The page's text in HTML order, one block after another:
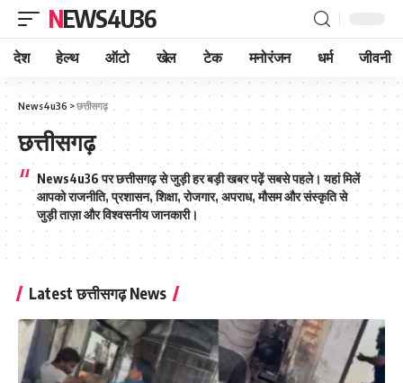
NEWS4U36
देश हेल्थ ऑटो खेल टेक मनोरंजन धर्म जीवनी
News4u36 >छत्तीसगढ़
छत्तीसगढ़
News4u36 पर छत्तीसगढ़ से जुड़ी हर बड़ी खबर पढ़ें सबसे पहले। यहां मिलें
आपको राजनीति, प्रशासन, शिक्षा, रोजगार, अपराध, मौसम और संस्कृति से
जुड़ी ताज़ा और विश्वसनीय जानकारी।
Latest छत्तीसगढ़ News